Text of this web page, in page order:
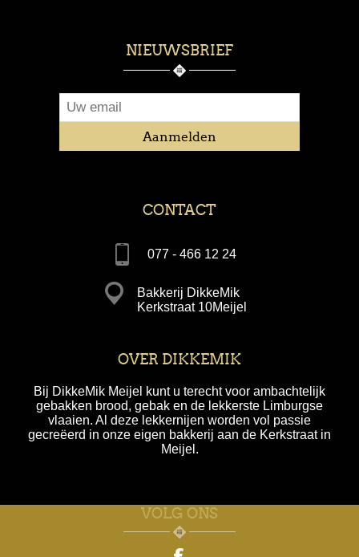
NIEUWSBRIEF
CONTACT
077 - 466 12 24
Bakkerij DikkeMik
Kerkstraat 10Meijel
OVER DIKKEMIK
Bij DikkeMik Meijel kunt u terecht voor ambachtelijk
gebakken brood, gebak en de lekkerste Limburgse
vlaaien. Al deze lekkernijen worden vol passie
gecreëerd in onze eigen bakkerij aan de Kerkstraat in
Meijel.
VOLG ONS